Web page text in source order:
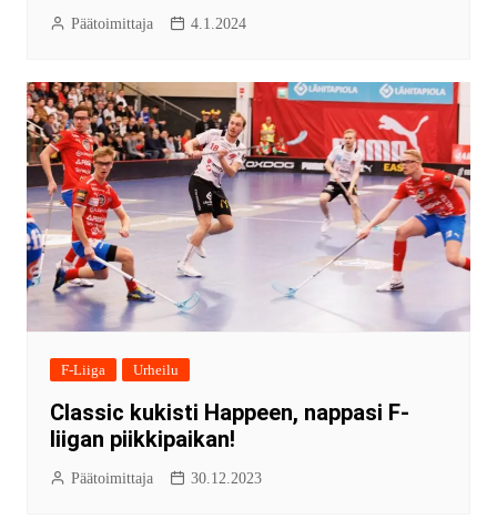
Päätoimittaja 4.1.2024
F-Liiga Urheilu
Classic kukisti Happeen, nappasi F-
liigan piikkipaikan!
Päätoimittaja 30.12.2023